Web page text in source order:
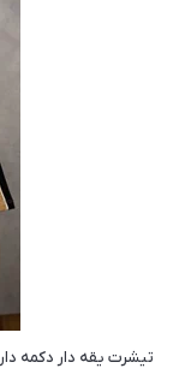
تیشرت یقه دار دکمه دار